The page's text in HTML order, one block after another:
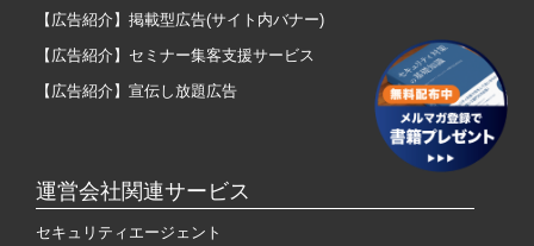
【広告紹介】掲載型広告(サイト内バナー)
【広告紹介】セミナー集客支援サービス
【広告紹介】宣伝し放題広告
運営会社関連サービス
セキュリティエージェント